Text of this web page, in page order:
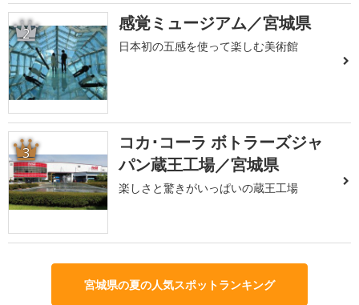
2 感覚ミュージアム／宮城県
日本初の五感を使って楽しむ美術館
3
コカ･コーラ ボトラーズジャ
パン蔵王工場／宮城県
楽しさと驚きがいっぱいの蔵王工場
宮城県の夏の人気スポットランキング